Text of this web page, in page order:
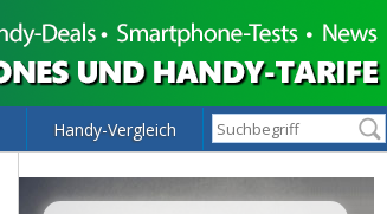
Handy-Vergleich